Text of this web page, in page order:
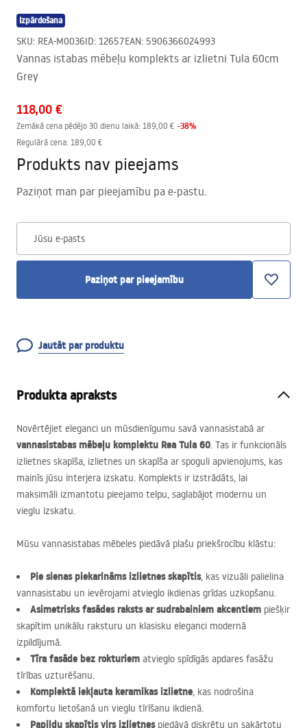
Izpārdošana
SKU: REA-M0036ID: 12657EAN: 5906366024993
Vannas istabas mēbeļu komplekts ar izlietni Tula 60cm
Grey
118,00 €
Zemākā cena pēdējo 30 dienu laikā: 189,00 € -38%
Regulārā cena: 189,00 €
Produkts nav pieejams
Paziņot man par pieejamību pa e-pastu.
Jūsu e-pasts
Paziņot par pieejamību
Jautāt par produktu
Produkta apraksts
Novērtējiet eleganci un mūsdienīgumu savā vannasistabā ar
vannasistabas mēbeļu komplektu Rea Tula 60. Tas ir funkcionāls
izlietnes skapīša, izlietnes un skapīša ar spoguli apvienojums, kas
mainīs jūsu interjera izskatu. Komplekts ir izstrādāts, lai
maksimāli izmantotu pieejamo telpu, saglabājot modernu un
vieglu izskatu.
Mūsu vannasistabas mēbeles piedāvā plašu priekšrocību klāstu:
Pie sienas piekarināms izlietnes skapītis, kas vizuāli palielina
vannasistabu un ievērojami atvieglo ikdienas grīdas uzkopšanu.
Asimetrisks fasādes raksts ar sudrabainiem akcentiem piešķir
skapītim unikālu raksturu un klasisku eleganci modernā
izpildījumā.
Tīra fasāde bez rokturiem atvieglo spīdīgās apdares fasāžu
tīrības uzturēšanu.
Komplektā iekļauta keramikas izlietne, kas nodrošina
komfortu lietošanā un vieglu tīrīšanu ikdienā.
Papildu skapītis virs izlietnespiedāvā diskrētu un sakārtotu